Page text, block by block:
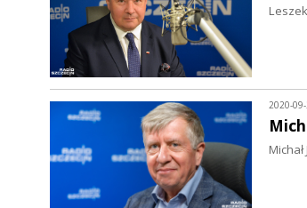
2020-